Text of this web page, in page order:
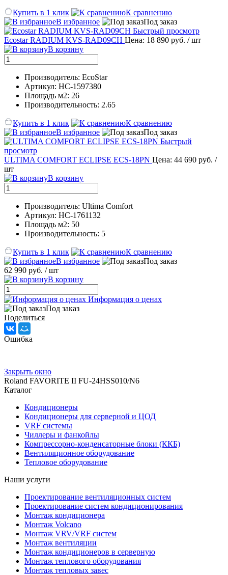
Купить в 1 клик
К сравнению
В избранное
Под заказ
Быстрый просмотр
Ecostar RADIUM KVS-RAD09CH Цена: 18 890 руб. / шт
В корзину
Производитель: EcoStar
Артикул: НС-1597380
Площадь м2: 26
Производительность: 2.65
Купить в 1 клик
К сравнению
В избранное
Под заказ
Быстрый
просмотр
ULTIMA COMFORT ECLIPSE ECS-18PN Цена: 44 690 руб. /
шт
В корзину
Производитель: Ultima Comfort
Артикул: НС-1761132
Площадь м2: 50
Производительность: 5
Купить в 1 клик
К сравнению
В избранное
Под заказ
62 990 руб. / шт
В корзину
Информация о ценах
Под заказ
Поделиться
Ошибка
Закрыть окно
Roland FAVORITE II FU-24HSS010/N6
Каталог
Кондиционеры
Кондиционеры для серверной и ЦОД
VRF системы
Чиллеры и фанкойлы
Компрессорно-конденсаторные блоки (ККБ)
Вентиляционное оборудование
Тепловое оборудование
Наши услуги
Проектирование вентиляционных систем
Проектирование систем кондиционирования
Монтаж кондиционера
Монтаж Volcano
Монтаж VRV/VRF систем
Монтаж вентиляции
Монтаж кондиционеров в серверную
Монтаж теплового оборудования
Монтаж тепловых завес